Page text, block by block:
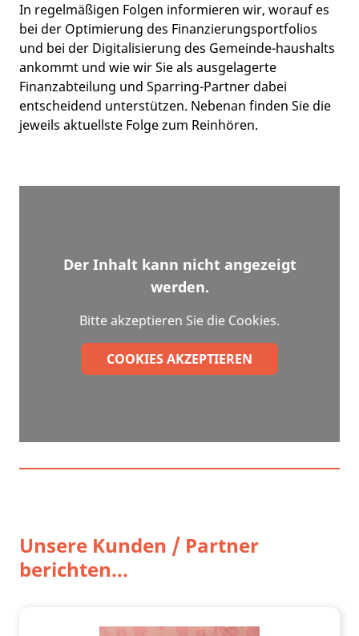
In regelmäßigen Folgen informieren wir, worauf es
bei der Optimierung des Finanzierungsportfolios
und bei der Digitalisierung des Gemeinde-haushalts
ankommt und wie wir Sie als ausgelagerte
Finanzabteilung und Sparring-Partner dabei
entscheidend unterstützen. Nebenan finden Sie die
jeweils aktuellste Folge zum Reinhören.
Der Inhalt kann nicht angezeigt
werden.
Bitte akzeptieren Sie die Cookies.
COOKIES AKZEPTIEREN
Unsere Kunden / Partner
berichten...